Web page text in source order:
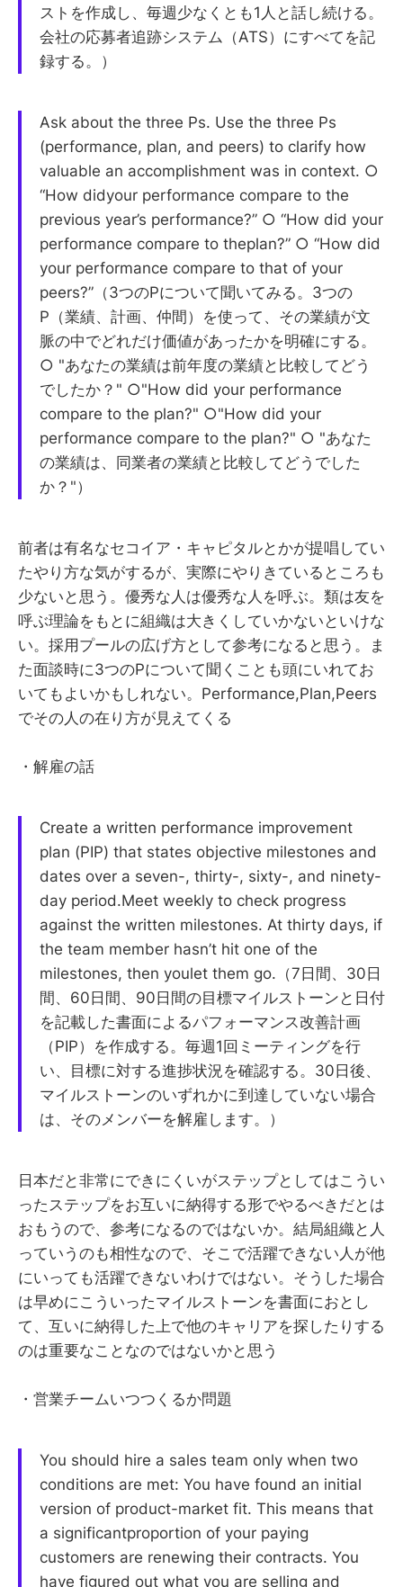
ストを作成し、毎週少なくとも1人と話し続ける。
会社の応募者追跡システム（ATS）にすべてを記
録する。）
Ask about the three Ps. Use the three Ps
(performance, plan, and peers) to clarify how
valuable an accomplishment was in context. ○
“How didyour performance compare to the
previous year’s performance?” ○ “How did your
performance compare to theplan?” ○ “How did
your performance compare to that of your
peers?”（3つのPについて聞いてみる。3つの
P（業績、計画、仲間）を使って、その業績が文
脈の中でどれだけ価値があったかを明確にする。
○ "あなたの業績は前年度の業績と比較してどう
でしたか？" ○"How did your performance
compare to the plan?" ○"How did your
performance compare to the plan?" ○ "あなた
の業績は、同業者の業績と比較してどうでした
か？"）
前者は有名なセコイア・キャピタルとかが提唱してい
たやり方な気がするが、実際にやりきているところも
少ないと思う。優秀な人は優秀な人を呼ぶ。類は友を
呼ぶ理論をもとに組織は大きくしていかないといけな
い。採用プールの広げ方として参考になると思う。ま
た面談時に3つのPについて聞くことも頭にいれてお
いてもよいかもしれない。Performance,Plan,Peers
でその人の在り方が見えてくる
・解雇の話
Create a written performance improvement
plan (PIP) that states objective milestones and
dates over a seven-, thirty-, sixty-, and ninety-
day period.Meet weekly to check progress
against the written milestones. At thirty days, if
the team member hasn’t hit one of the
milestones, then youlet them go.（7日間、30日
間、60日間、90日間の目標マイルストーンと日付
を記載した書面によるパフォーマンス改善計画
（PIP）を作成する。毎週1回ミーティングを行
い、目標に対する進捗状況を確認する。30日後、
マイルストーンのいずれかに到達していない場合
は、そのメンバーを解雇します。）
日本だと非常にできにくいがステップとしてはこうい
ったステップをお互いに納得する形でやるべきだとは
おもうので、参考になるのではないか。結局組織と人
っていうのも相性なので、そこで活躍できない人が他
にいっても活躍できないわけではない。そうした場合
は早めにこういったマイルストーンを書面におとし
て、互いに納得した上で他のキャリアを探したりする
のは重要なことなのではないかと思う
・営業チームいつつくるか問題
You should hire a sales team only when two
conditions are met: You have found an initial
version of product-market fit. This means that
a significantproportion of your paying
customers are renewing their contracts. You
have figured out what you are selling and